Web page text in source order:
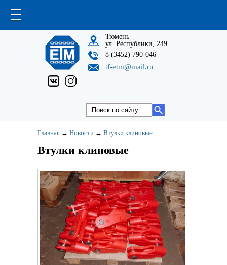
Тюмень
ул. Республики, 249
8 (3452) 790-046
tf-etm@mail.ru
Главная → Новости → Втулки клиновые
Втулки клиновые